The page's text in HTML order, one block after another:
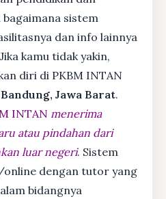
sistem
dan info lainnya
kamu tidak yakin,
diri di PKBM INTAN
Jawa Barat.
INTAN menerima
atau pindahan dari
luar negeri. Sistem
dengan tutor yang
bidangnya